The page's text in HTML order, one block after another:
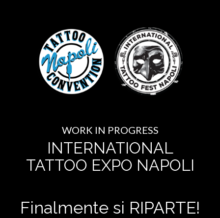
WORK IN PROGRESS
INTERNATIONAL
TATTOO EXPO NAPOLI
Finalmente si RIPARTE!